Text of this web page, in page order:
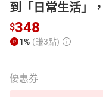
到「日常生活」
現藝術背後的深
$348
1% (賺3點)
優惠券